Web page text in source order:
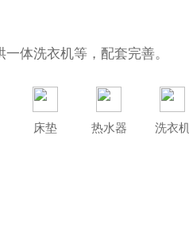
体洗衣机等，配套完善。
床垫 热水器 洗衣